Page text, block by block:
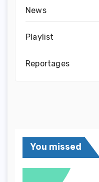
News
Playlist
Reportages
You missed